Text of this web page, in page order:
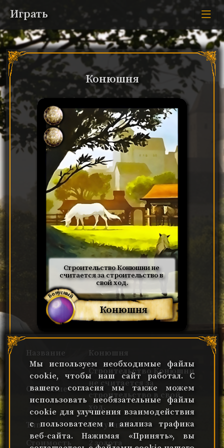
Играть
Конюшня
Конюшня
Строительство Конюшни не
считается за строительство в
свой ход.
Бонусный
Название Конюшня
Описание
Строительство Конюшни
не считается за
строительство в свой
ход.
Тип
Бонусный
Стоимость
2 золота
Мы используем необходимые файлы
cookie, чтобы наш сайт работал. С
вашего согласия мы также можем
использовать необязательные файлы
cookie для улучшения взаимодействия
с пользователем и анализа трафика
веб-сайта. Нажимая «Принять», вы